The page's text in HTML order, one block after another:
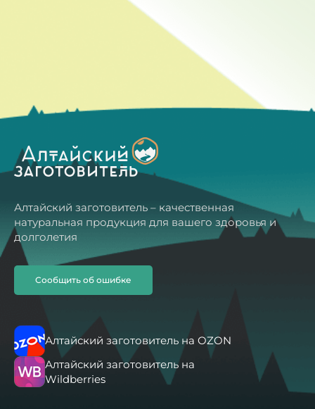
Алтайский заготовитель – качественная
натуральная продукция для вашего здоровья и
долголетия
Сообщить об ошибке
Алтайский заготовитель на OZON
Алтайский заготовитель на
Wildberries